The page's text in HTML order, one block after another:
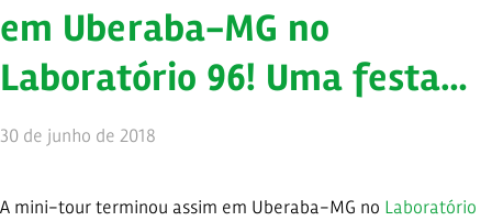
em Uberaba-MG no
Laboratório 96! Uma festa…
30 de junho de 2018
A mini-tour terminou assim em Uberaba-MG no Laboratório